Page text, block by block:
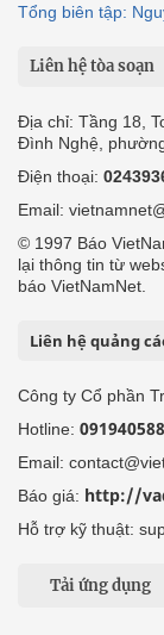
Tổng biên tập:
Liên hệ tòa soạn
Địa chỉ: Tầng 18,
Đình Nghệ,
Điện thoại:
Email:
© 1997 Báo
lại thông tin từ
báo VietNamNet.
Liên hệ quảng
Công ty Cổ phần
Hotline:
Email:
Báo giá: http://
Hỗ trợ kỹ thuật:
Tải ứng dụng